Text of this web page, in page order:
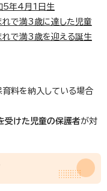
5年4月1日生
で満3歳に達した児童
で満3歳を迎える誕生
料を納入している場合
受けた児童の保護者が対